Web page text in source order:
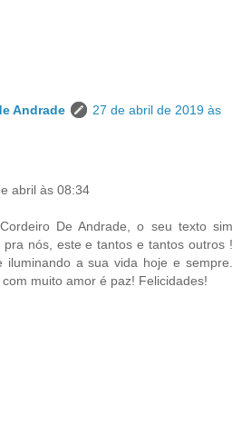
Andrade
27 de abril de 2019 às
abril às 08:34
De Andrade, o seu texto sim
nós, este e tantos e tantos outros !
iluminando a sua vida hoje e sempre.
muito amor é paz! Felicidades!